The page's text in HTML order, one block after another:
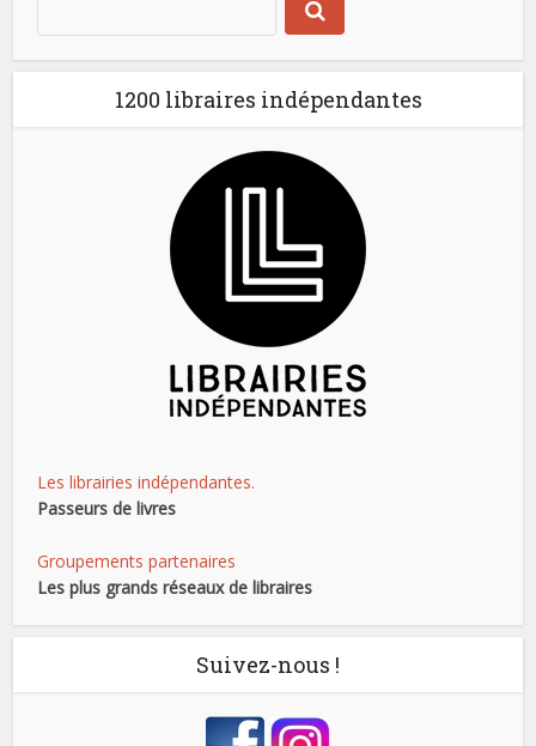
1200 libraires indépendantes
Les librairies indépendantes.
Passeurs de livres
Groupements partenaires
Les plus grands réseaux de libraires
Suivez-nous !